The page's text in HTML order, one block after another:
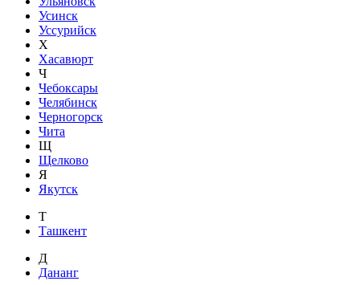
Усинск
Уссурийск
Х
Хасавюрт
Ч
Чебоксары
Челябинск
Черногорск
Чита
Щ
Щелково
Я
Якутск
Т
Ташкент
Д
Дананг